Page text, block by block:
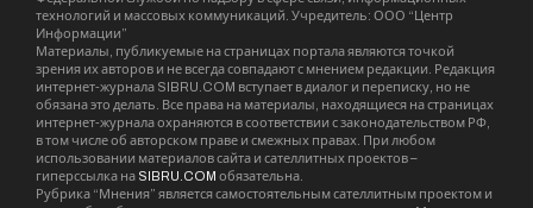
Михаил ШТЕРН
GR-технолог, веб-разработчик. Специалист по
маркетинговым коммуникациям. Журналист и
обозреватель ряда федеральных СМИ. Руководитель
интернет-проектов.